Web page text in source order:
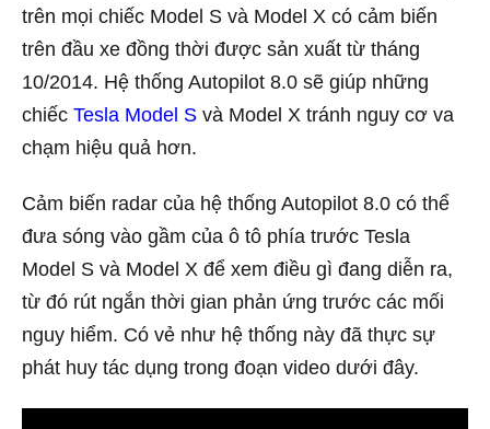
trên mọi chiếc Model S và Model X có cảm biến
trên đầu xe đồng thời được sản xuất từ tháng
10/2014. Hệ thống Autopilot 8.0 sẽ giúp những
chiếc Tesla Model S và Model X tránh nguy cơ va
chạm hiệu quả hơn.
Cảm biến radar của hệ thống Autopilot 8.0 có thể
đưa sóng vào gầm của ô tô phía trước Tesla
Model S và Model X để xem điều gì đang diễn ra,
từ đó rút ngắn thời gian phản ứng trước các mối
nguy hiểm. Có vẻ như hệ thống này đã thực sự
phát huy tác dụng trong đoạn video dưới đây.